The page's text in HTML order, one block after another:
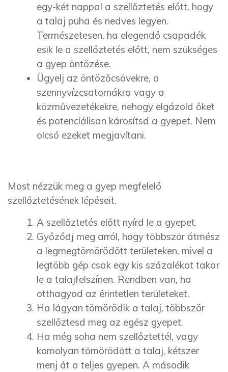
egy-két nappal a szellőztetés előtt, hogy
a talaj puha és nedves legyen.
Természetesen, ha elegendő csapadék
esik le a szellőztetés előtt, nem szükséges
a gyep öntözése.
Ügyelj az öntözőcsövekre, a
szennyvízcsatornákra vagy a
közművezetékekre, nehogy elgázold őket
és potenciálisan károsítsd a gyepet. Nem
olcsó ezeket megjavítani.
Most nézzük meg a gyep megfelelő
szellőztetésének lépéseit.
A szellőztetés előtt nyírd le a gyepet.
Győződj meg arról, hogy többször átmész
a legmegtömörödött területeken, mivel a
legtöbb gép csak egy kis százalékot takar
le a talajfelszínen. Rendben van, ha
otthagyod az érintetlen területeket.
Ha lágyan tömörödik a talaj, többször
szellőztesd meg az egész gyepet.
Ha még soha nem szellőztettél, vagy
komolyan tömörödött a talaj, kétszer
menj át a teljes gyepen. A második